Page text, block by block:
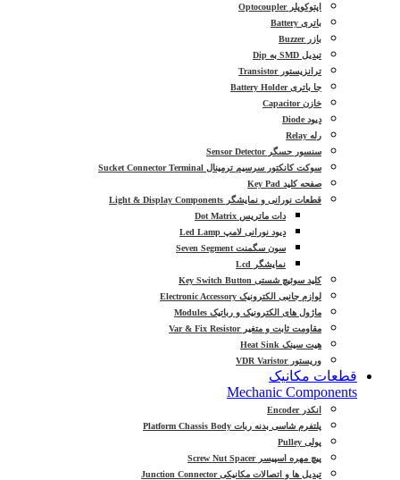
اپتوکوپلر Optocoupler
باتری Battery
بازر Buzzer
تبدیل SMD به Dip
ترانزیستور Transistor
جا باتری Battery Holder
خازن Capacitor
دیود Diode
رله Relay
سنسور حسگر Sensor Detector
سوکت کانکتور سرسیم ترمینال Sucket Connector Terminal
صفحه کلید Key Pad
قطعات نورانی و نمایشگر Light & Display Components
دات ماتریس Dot Matrix
دیود نورانی لامپ Led Lamp
سون سگمنت Seven Segment
نمایشگر Lcd
کلید سوئیچ شستی Key Switch Button
لوازم جانبی الکترونیک Electronic Accessory
ماژول های الکترونیک و رباتیک Modules
مقاومت ثابت و متغیر Var & Fix Resistor
هیت سینک Heat Sink
وریستور VDR Varistor
قطعات مکانیک
Mechanic Components
انکدر Encoder
پلتفرم شاسی بدنه ربات Platform Chassis Body
پولی Pulley
پیچ مهره اسپیسر Screw Nut Spacer
تبدیل ها و اتصالات مکانیکی Junction Connector